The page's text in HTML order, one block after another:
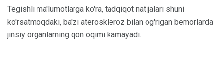
Tegishli ma'lumotlarga ko'ra, tadqiqot natijalari shuni
ko'rsatmoqdaki, ba'zi ateroskleroz bilan og'rigan bemorlarda
jinsiy organlarning qon oqimi kamayadi.